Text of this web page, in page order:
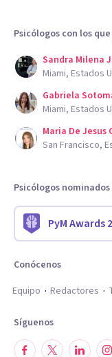
Psicólogos con los
Sandra Milena
Miami, Estados
Gabriela
Miami, Estados
Maria De
San Francisco,
Psicólogos
PyM Awards
Conócenos
Equipo
Redactores
Síguenos